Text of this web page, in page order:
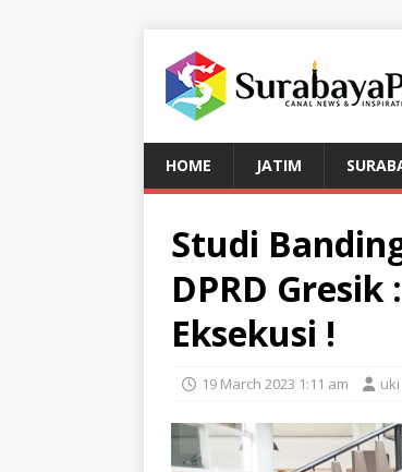
HOME JATIM
Studi
DPRD
Eksekusi !
19 March 2023 1:11 am uki